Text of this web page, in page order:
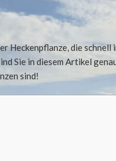
Am 03/02/
Heckenpflanze, die
Sie in diesem Artikel
sind!